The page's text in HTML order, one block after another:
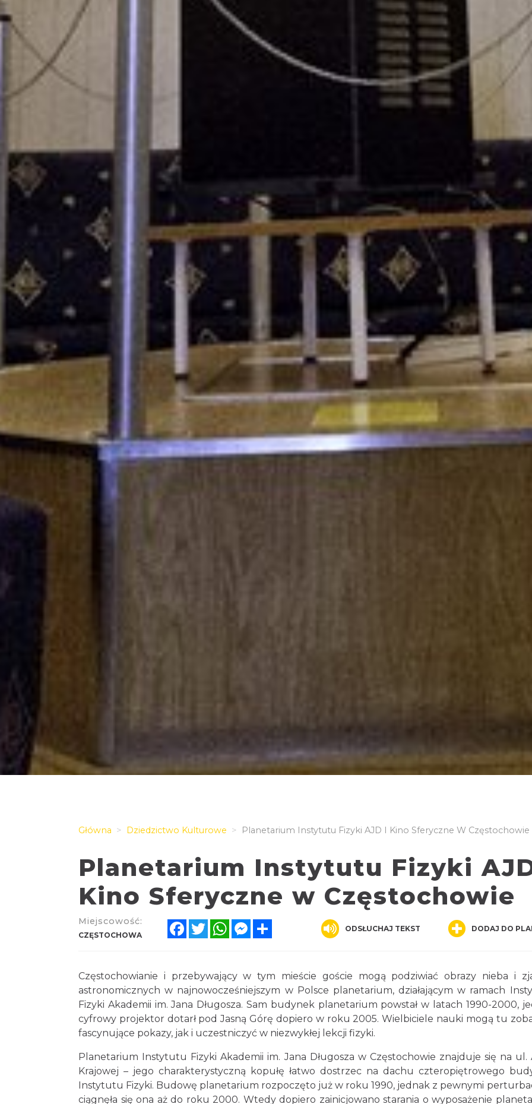
Główna Dziedzictwo Kulturowe Planetarium Instytutu Fizyki AJD I Kino Sferyczne W Częstochowie
Planetarium Instytutu Fizyki
Kino Sferyczne w Częstochowie
Miejscowość:
CZĘSTOCHOWA
FacebookTwitterWhatsAppMessenger ODSŁUCHAJ TEKST DODAJ DO
Częstochowianie i przebywający w tym mieście goście mogą podziwiać obrazy nieba i
astronomicznych w najnowocześniejszym w Polsce planetarium, działającym w ramach
Fizyki Akademii im. Jana Długosza. Sam budynek planetarium powstał w latach 1990-2000,
cyfrowy projektor dotarł pod Jasną Górę dopiero w roku 2005. Wielbiciele nauki mogą tu
fascynujące pokazy, jak i uczestniczyć w niezwykłej lekcji fizyki.
Planetarium Instytutu Fizyki Akademii im. Jana Długosza w Częstochowie znajduje się na ul.
Krajowej – jego charakterystyczną kopułę łatwo dostrzec na dachu czteropiętrowego
Instytutu Fizyki. Budowę planetarium rozpoczęto już w roku 1990, jednak z pewnymi
ciągnęła się ona aż do roku 2000. Wtedy dopiero zainicjowano starania o wyposażenie